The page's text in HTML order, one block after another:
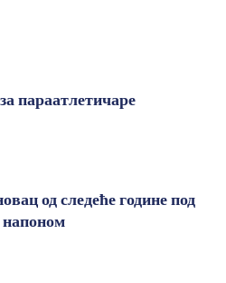
параатлетичаре
од следеће године под